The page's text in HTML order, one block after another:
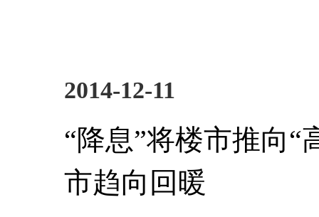
2014-12-11
“降息”将楼市推向“
市趋向回暖